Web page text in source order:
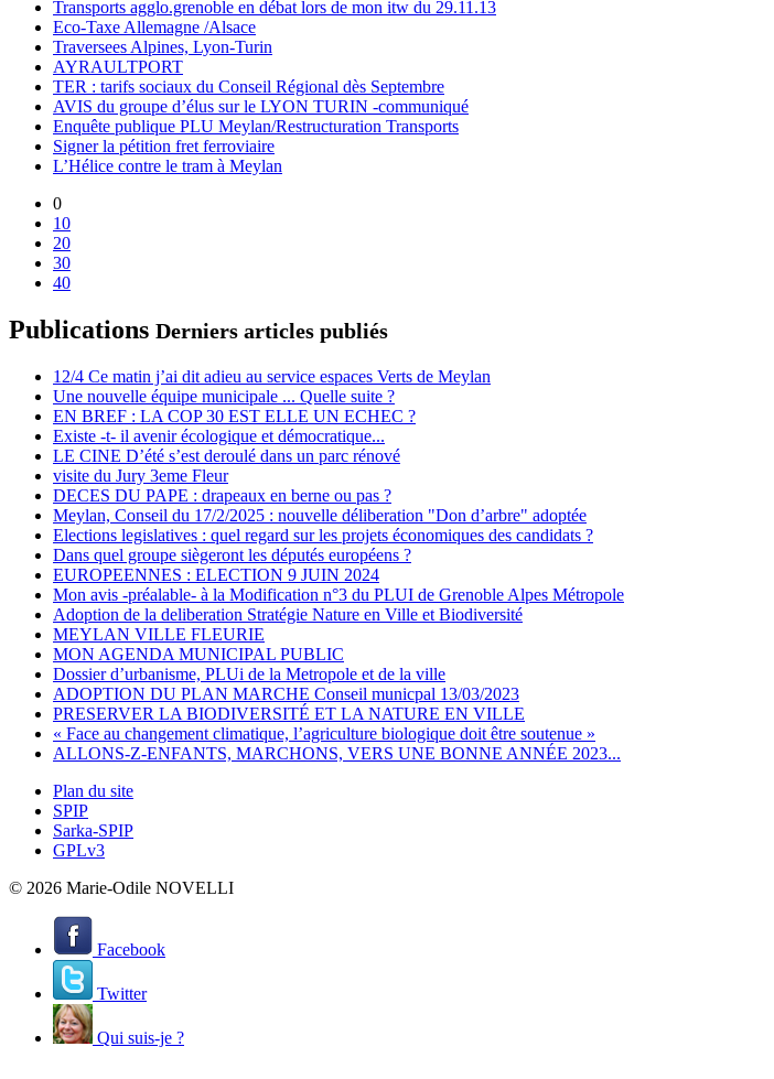
Transports agglo.grenoble en débat lors de mon itw du 29.11.13
Eco-Taxe Allemagne /Alsace
Traversees Alpines, Lyon-Turin
AYRAULTPORT
TER : tarifs sociaux du Conseil Régional dès Septembre
AVIS du groupe d’élus sur le LYON TURIN -communiqué
Enquête publique PLU Meylan/Restructuration Transports
Signer la pétition fret ferroviaire
L’Hélice contre le tram à Meylan
0
10
20
30
40
Publications Derniers articles publiés
12/4 Ce matin j’ai dit adieu au service espaces Verts de Meylan
Une nouvelle équipe municipale ... Quelle suite ?
EN BREF : LA COP 30 EST ELLE UN ECHEC ?
Existe -t- il avenir écologique et démocratique...
LE CINE D’été s’est deroulé dans un parc rénové
visite du Jury 3eme Fleur
DECES DU PAPE : drapeaux en berne ou pas ?
Meylan, Conseil du 17/2/2025 : nouvelle déliberation "Don d’arbre" adoptée
Elections legislatives : quel regard sur les projets économiques des candidats ?
Dans quel groupe siègeront les députés européens ?
EUROPEENNES : ELECTION 9 JUIN 2024
Mon avis -préalable- à la Modification n°3 du PLUI de Grenoble Alpes Métropole
Adoption de la deliberation Stratégie Nature en Ville et Biodiversité
MEYLAN VILLE FLEURIE
MON AGENDA MUNICIPAL PUBLIC
Dossier d’urbanisme, PLUi de la Metropole et de la ville
ADOPTION DU PLAN MARCHE Conseil municpal 13/03/2023
PRESERVER LA BIODIVERSITÉ ET LA NATURE EN VILLE
« Face au changement climatique, l’agriculture biologique doit être soutenue »
ALLONS-Z-ENFANTS, MARCHONS, VERS UNE BONNE ANNÉE 2023...
Plan du site
SPIP
Sarka-SPIP
GPLv3
© 2026 Marie-Odile NOVELLI
Facebook
Twitter
Qui suis-je ?